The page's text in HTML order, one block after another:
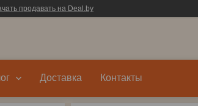
продавать на Deal.by
Доставка Контакты